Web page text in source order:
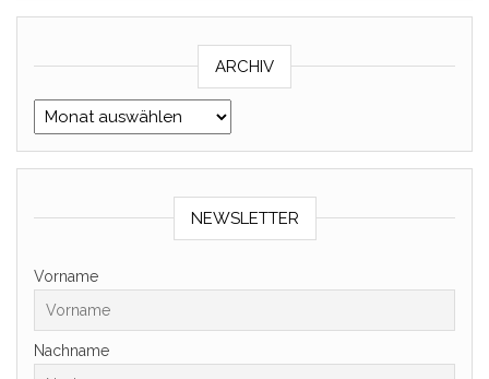
ARCHIV
Archiv
NEWSLETTER
Vorname
Nachname